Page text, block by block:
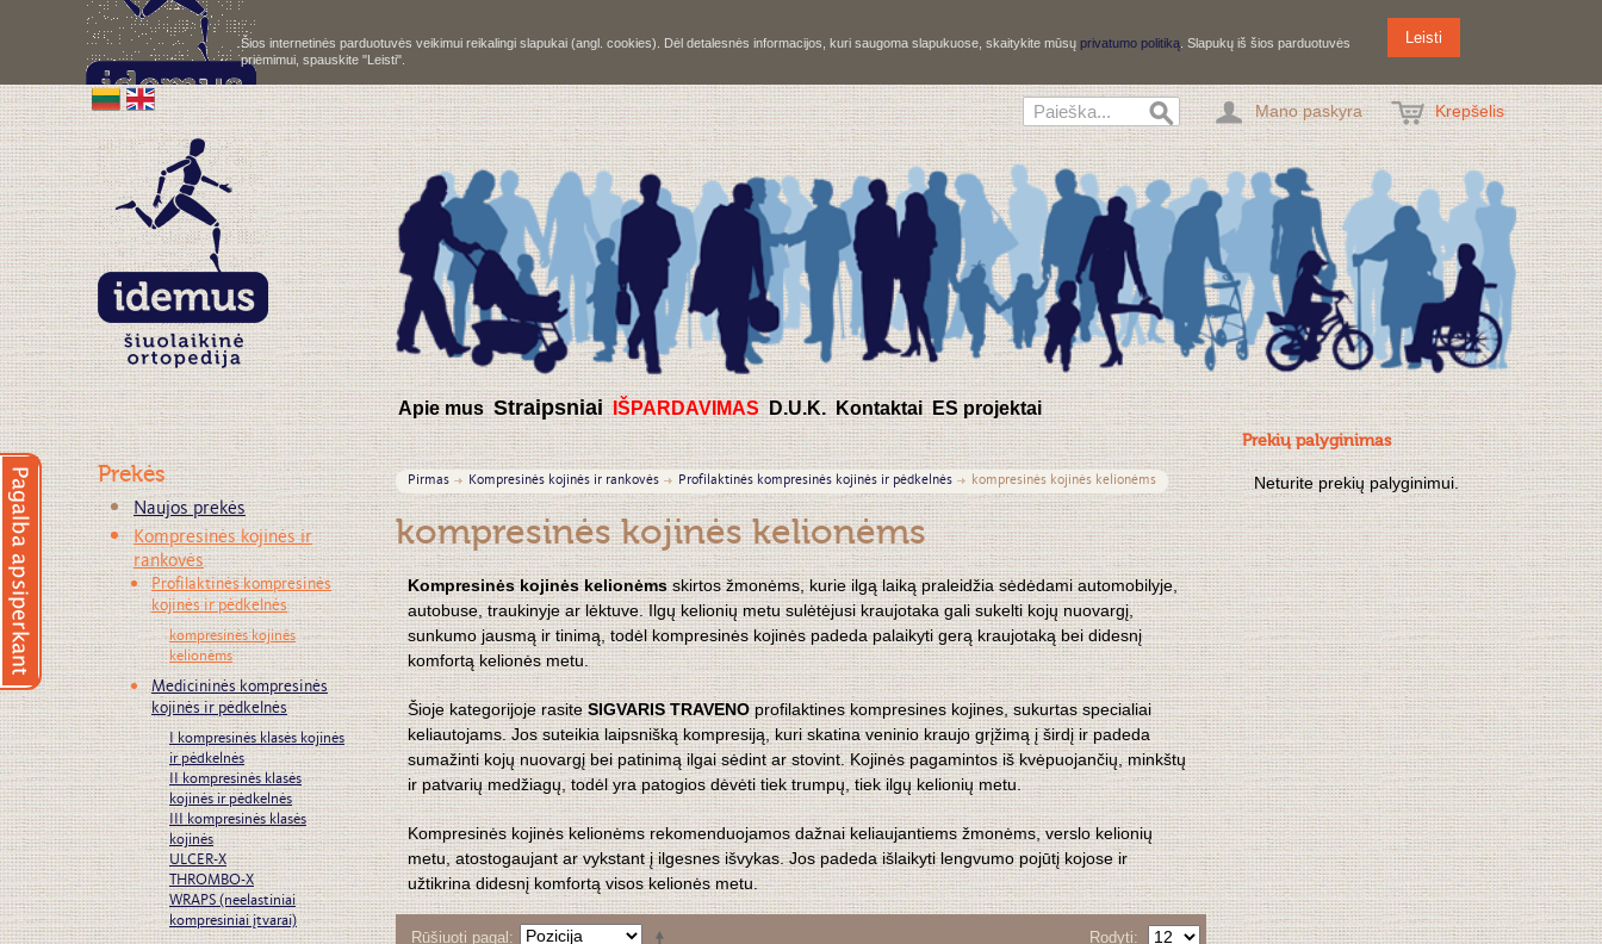
Šios internetinės parduotuvės veikimui reikalingi slapukai (angl. cookies). Dėl detalesnės informacijos, kuri saugoma slapukuose, skaitykite mūsų privatumo politiką . Slapukų iš šios parduotuvės
priėmimui, spauskite "Leisti".
Leisti
Mano paskyra Krepšelis
Apie mus Straipsniai IŠPARDAVIMAS D.U.K. Kontaktai ES projektai
Pirmas Kompresinės kojinės ir rankovės Profilaktinės kompresinės kojinės ir pėdkelnės kompresinės kojinės kelionėms
kompresinės kojinės kelionėms
Kompresinės kojinės kelionėmsskirtos žmonėms, kurie ilgą laiką praleidžia sėdėdami automobilyje,
autobuse, traukinyje ar lėktuve. Ilgų kelionių metu sulėtėjusi kraujotaka gali sukelti kojų nuovargį,
sunkumo jausmą ir tinimą, todėl kompresinės kojinės padeda palaikyti gerą kraujotaką bei didesnį
komfortą kelionės metu.
Šioje kategorijoje rasiteSIGVARIS TRAVENOprofilaktines kompresines kojines, sukurtas specialiai
keliautojams. Jos suteikia laipsnišką kompresiją, kuri skatina veninio kraujo grįžimą į širdį ir padeda
sumažinti kojų nuovargį bei patinimą ilgai sėdint ar stovint. Kojinės pagamintos iš kvėpuojančių, minkštų
ir patvarių medžiagų, todėl yra patogios dėvėti tiek trumpų, tiek ilgų kelionių metu.
Kompresinės kojinės kelionėms rekomenduojamos dažnai keliaujantiems žmonėms, verslo kelionių
metu, atostogaujant ar vykstant į ilgesnes išvykas. Jos padeda išlaikyti lengvumo pojūtį kojose ir
užtikrina didesnį komfortą visos kelionės metu.
Rūšiuoti pagal Rodyti
Prekės
Naujos prekės
Kompresinės kojinės ir
rankovės
Profilaktinės kompresinės
kojinės ir pėdkelnės
kompresinės kojinės
kelionėms
Medicininės kompresinės
kojinės ir pėdkelnės
I kompresinės klasės kojinės
ir pėdkelnės
II kompresinės klasės
kojinės ir pėdkelnės
III kompresinės klasės
kojinės
ULCER-X
THROMBO-X
WRAPS (neelastiniai
kompresiniai įtvarai)
Prekių palyginimas
Neturite prekių palyginimui.